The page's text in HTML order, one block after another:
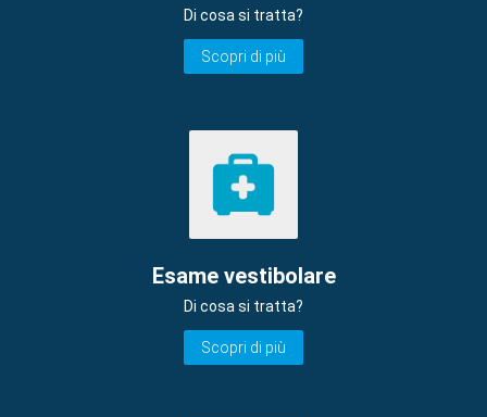
Di cosa si tratta?
Scopri di più
Esame vestibolare
Di cosa si tratta?
Scopri di più